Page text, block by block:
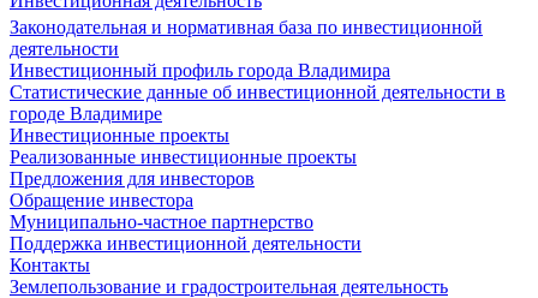
Законодательная и нормативная база по инвестиционной
деятельности
Инвестиционный профиль города Владимира
Статистические данные об инвестиционной деятельности в
городе Владимире
Инвестиционные проекты
Реализованные инвестиционные проекты
Предложения для инвесторов
Обращение инвестора
Муниципально-частное партнерство
Поддержка инвестиционной деятельности
Контакты
Землепользование и градостроительная деятельность